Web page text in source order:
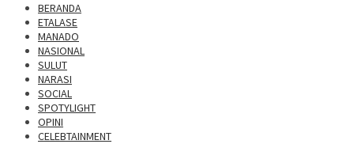
BERANDA
ETALASE
MANADO
NASIONAL
SULUT
NARASI
SOCIAL
SPOTYLIGHT
OPINI
CELEBTAINMENT